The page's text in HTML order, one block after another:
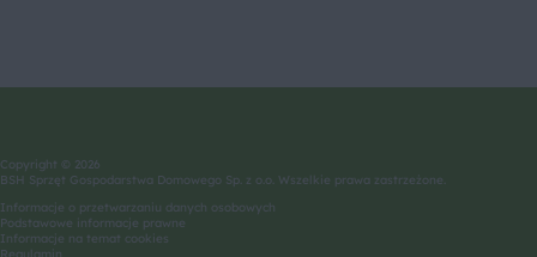
Copyright © 2026
BSH Sprzęt Gospodarstwa Domowego Sp. z o.o. Wszelkie prawa zastrzeżone.
Informacje o przetwarzaniu danych osobowych
Podstawowe informacje prawne
Informacje na temat cookies